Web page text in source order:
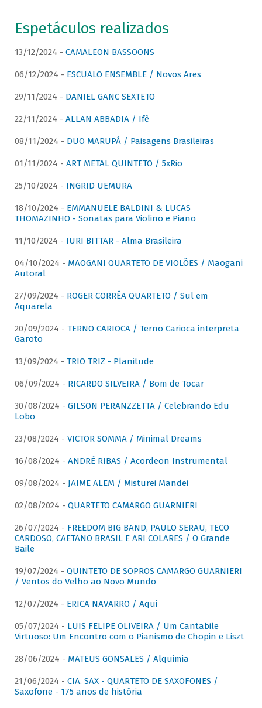
Espetáculos realizados
13/12/2024 - CAMALEON BASSOONS
06/12/2024 - ESCUALO ENSEMBLE / Novos Ares
29/11/2024 - DANIEL GANC SEXTETO
22/11/2024 - ALLAN ABBADIA / Ifè
08/11/2024 - DUO MARUPÁ / Paisagens Brasileiras
01/11/2024 - ART METAL QUINTETO / 5xRio
25/10/2024 - INGRID UEMURA
18/10/2024 - EMMANUELE BALDINI & LUCAS
THOMAZINHO - Sonatas para Violino e Piano
11/10/2024 - IURI BITTAR - Alma Brasileira
04/10/2024 - MAOGANI QUARTETO DE VIOLÕES / Maogani
Autoral
27/09/2024 - ROGER CORRÊA QUARTETO / Sul em
Aquarela
20/09/2024 - TERNO CARIOCA / Terno Carioca interpreta
Garoto
13/09/2024 - TRIO TRIZ - Planitude
06/09/2024 - RICARDO SILVEIRA / Bom de Tocar
30/08/2024 - GILSON PERANZZETTA / Celebrando Edu
Lobo
23/08/2024 - VICTOR SOMMA / Minimal Dreams
16/08/2024 - ANDRÉ RIBAS / Acordeon Instrumental
09/08/2024 - JAIME ALEM / Misturei Mandei
02/08/2024 - QUARTETO CAMARGO GUARNIERI
26/07/2024 - FREEDOM BIG BAND, PAULO SERAU, TECO
CARDOSO, CAETANO BRASIL E ARI COLARES / O Grande
Baile
19/07/2024 - QUINTETO DE SOPROS CAMARGO GUARNIERI
/ Ventos do Velho ao Novo Mundo
12/07/2024 - ERICA NAVARRO / Aqui
05/07/2024 - LUIS FELIPE OLIVEIRA / Um Cantabile
Virtuoso: Um Encontro com o Pianismo de Chopin e Liszt
28/06/2024 - MATEUS GONSALES / Alquimia
21/06/2024 - CIA. SAX - QUARTETO DE SAXOFONES /
Saxofone - 175 anos de história